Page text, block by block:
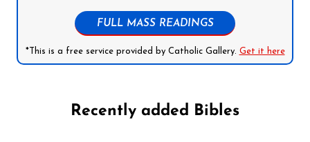
FULL MASS READINGS
*This is a free service provided by Catholic Gallery. Get it here
Recently added Bibles